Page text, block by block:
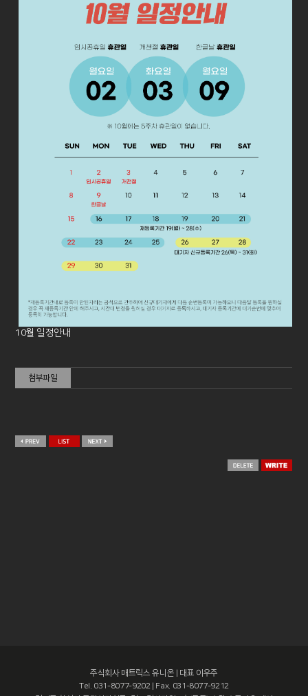
10월 일정안내
첨부파일
주식회사 매트릭스 유니온 | 대표 이우주
Tel. 031-8077-9202 | Fax. 031-8077-9212